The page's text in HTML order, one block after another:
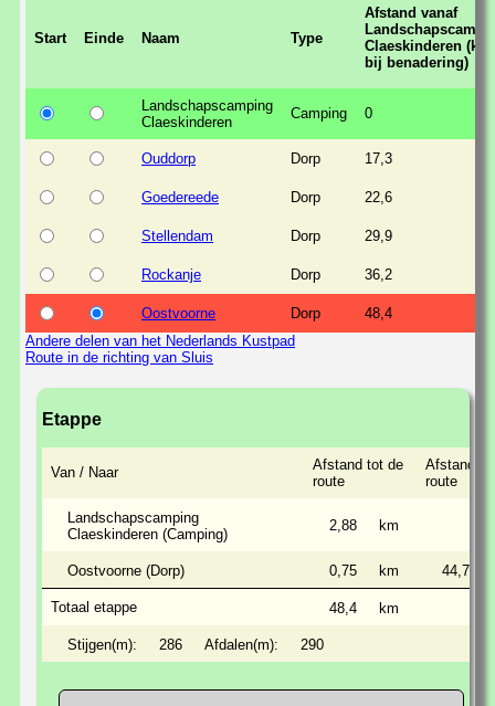
Start Einde Naam Type
Afstand vanaf
Claeskinderen (km
bij benadering)
Landschapscamping
Claeskinderen
Camping 0
Ouddorp Dorp 17,3
Goedereede Dorp 22,6
Stellendam Dorp 29,9
Rockanje Dorp 36,2
Oostvoorne Dorp
48,4
Andere delen van het Nederlands Kustpad
Route in de richting van Sluis
Etappe
Van / Naar
Afstand tot de
route
Afstand
route
Landschapscamping
Claeskinderen (Camping)
2,88 km
Oostvoorne (Dorp) 0,75 km 44,7
Totaal etappe 48,4 km
Stijgen(m): 286 Afdalen(m): 290